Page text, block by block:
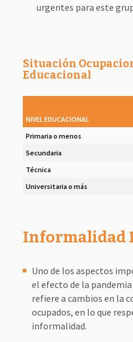
urgentes para este
Situación
Educacional
NIVEL EDUCACIONAL
Primaria o menos
Secundaria
Técnica
Universitaria o más
Informalidad
Uno de los aspectos
el efecto de la
refiere a cambios en la
ocupados, en lo que
informalidad.